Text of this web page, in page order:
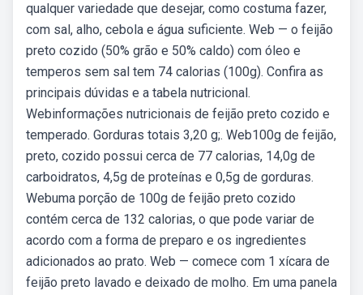
qualquer variedade que desejar, como costuma fazer,
com sal, alho, cebola e água suficiente. Web — o feijão
preto cozido (50% grão e 50% caldo) com óleo e
temperos sem sal tem 74 calorias (100g). Confira as
principais dúvidas e a tabela nutricional.
Webinformações nutricionais de feijão preto cozido e
temperado. Gorduras totais 3,20 g;. Web100g de feijão,
preto, cozido possui cerca de 77 calorias, 14,0g de
carboidratos, 4,5g de proteínas e 0,5g de gorduras.
Webuma porção de 100g de feijão preto cozido
contém cerca de 132 calorias, o que pode variar de
acordo com a forma de preparo e os ingredientes
adicionados ao prato. Web — comece com 1 xícara de
feijão preto lavado e deixado de molho. Em uma panela